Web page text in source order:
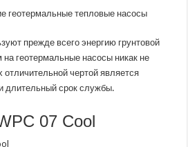
геотермальные тепловые насосы
прежде всего энергию грунтовой
геотермальные насосы никак не
чертой является
длительный срок службы.
07 Cool